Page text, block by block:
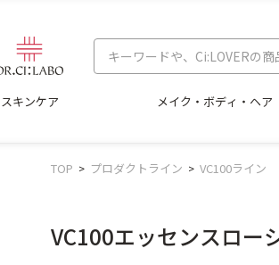
スキンケア メイク・ボディ・ヘア
TOP プロダクトライン VC100ライン
VC100エッセンスロー